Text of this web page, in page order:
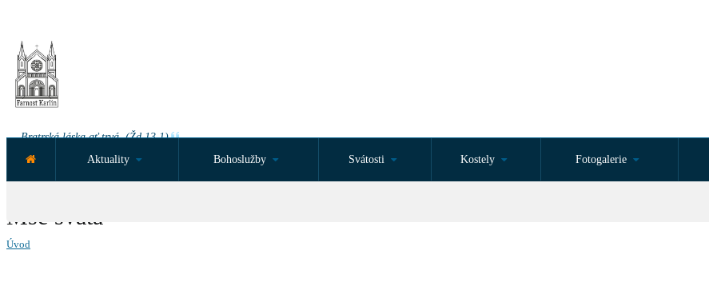
Bratrská láska ať trvá. (Žd 13,1)
NEJBLIŽŠÍ UDÁLOST ZA:
Aktuality Bohoslužby Svátosti Kostely Fotogalerie
Mše svatá
Úvod